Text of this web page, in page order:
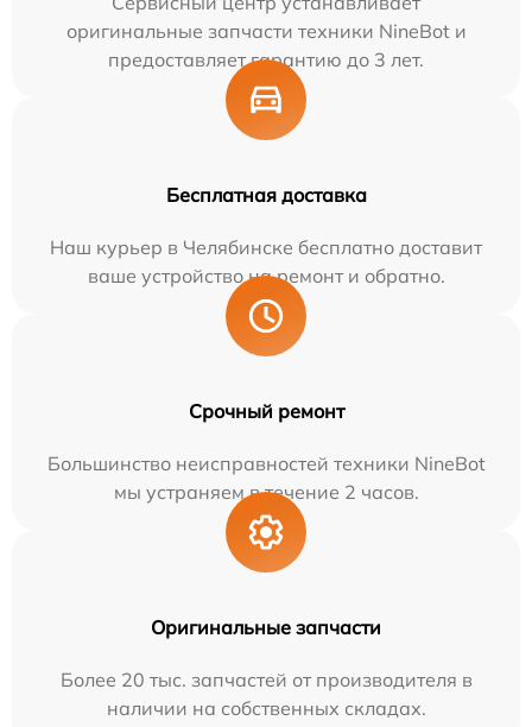
оригинальные запчасти техники NineBot и
предоставляет гарантию до 3 лет.
Бесплатная доставка
Наш курьер в Челябинске бесплатно доставит
ваше устройство на ремонт и обратно.
Срочный ремонт
Большинство неисправностей техники NineBot
мы устраняем в течение 2 часов.
Оригинальные запчасти
Более 20 тыс. запчастей от производителя в
наличии на собственных складах.